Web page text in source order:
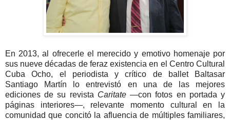
En 2013, al ofrecerle el merecido y emotivo homenaje por
sus nueve décadas de feraz existencia en el Centro Cultural
Cuba Ocho, el periodista y crítico de ballet Baltasar
Santiago Martín lo entrevistó en una de las mejores
ediciones de su revista Caritate—con fotos en portada y
páginas interiores—, relevante momento cultural en la
comunidad que concitó la afluencia de múltiples familiares,